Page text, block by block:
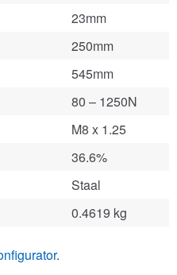
23mm
250mm
545mm
80 – 1250N
M8 x 1.25
36.6%
Staal
0.4619 kg
.